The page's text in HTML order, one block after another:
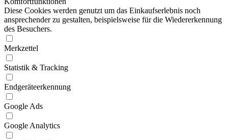
Diese Cookies werden genutzt um das Einkaufserlebnis noch
ansprechender zu gestalten, beispielsweise für die Wiedererkennung
des Besuchers.
Merkzettel
Statistik & Tracking
Endgeräteerkennung
Google Ads
Google Analytics